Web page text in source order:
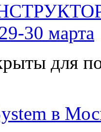
30 марта
для
в